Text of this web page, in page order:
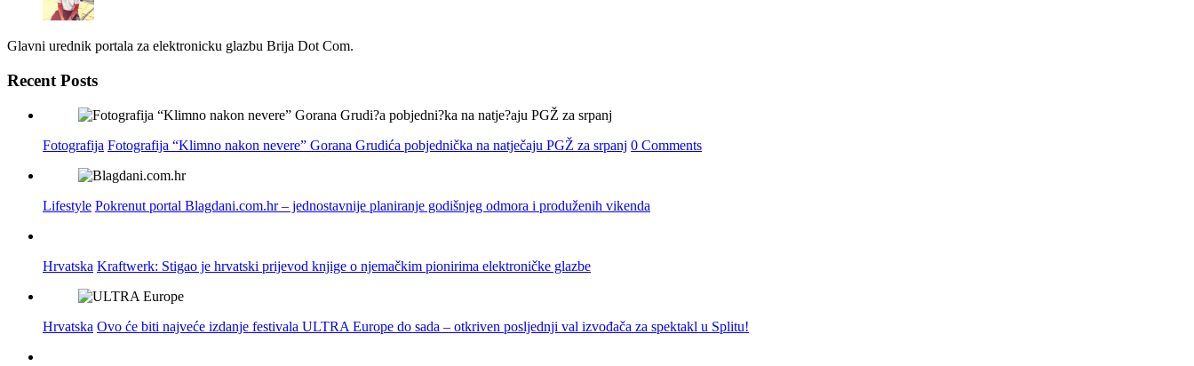
Glavni urednik portala za elektronicku glazbu Brija Dot Com.
Recent Posts
Fotografija Fotografija “Klimno nakon nevere” Gorana Grudića pobjednička na natječaju PGŽ za srpanj 0 Comments
Lifestyle Pokrenut portal Blagdani.com.hr – jednostavnije planiranje godišnjeg odmora i produženih vikenda
Hrvatska Kraftwerk: Stigao je hrvatski prijevod knjige o njemačkim pionirima elektroničke glazbe
Hrvatska Ovo će biti najveće izdanje festivala ULTRA Europe do sada – otkriven posljednji val izvođača za spektakl u Splitu!